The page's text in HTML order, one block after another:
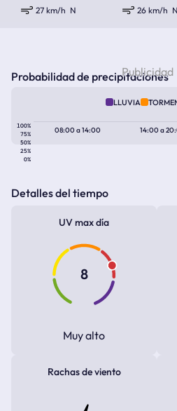
27 km/h N 26 km/h N
Probabilidad de precipitaciones
LLUVIA
100%
75%
50%
25%
0%
08:00a14:00 14:00a
Detalles del tiempo
UV max día
8
Muy alto
Rachas de viento